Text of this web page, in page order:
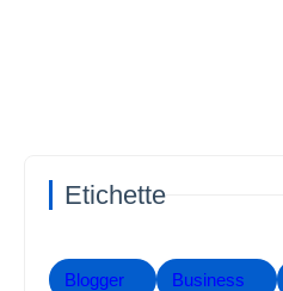
Etichette
Blogger Business